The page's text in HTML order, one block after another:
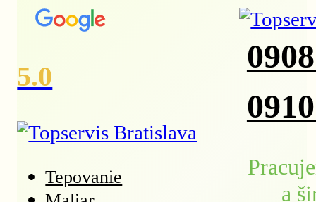
5.0
Tepovanie
a